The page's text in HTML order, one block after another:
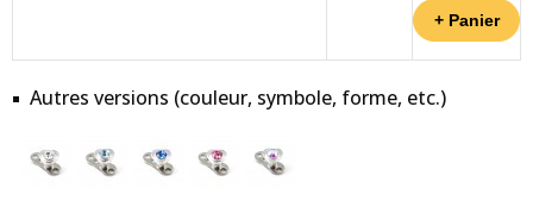
Autres versions (couleur, symbole, forme, etc.)